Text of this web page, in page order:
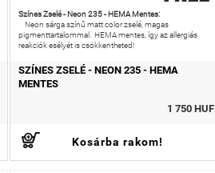
Színes Zselé - Neon 235 - HEMA Mentes:
Neon sárga színű matt color zselé, magas
pigmenttartalommal. HEMA mentes, így az allergiás
reakciók esélyét is csökkentheted!
SZÍNES ZSELÉ - NEON 235 - HEMA
MENTES
1 750 HUF
Kosárba rakom!